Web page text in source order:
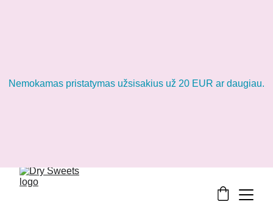
Nemokamas pristatymas užsisakius už 20 EUR ar daugiau.